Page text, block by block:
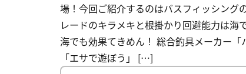
場！今回ご紹介するのはバスフィッシング
レードのキラメキと根掛かり回避能力は
海でも効果てきめん！ 総合釣具メーカー
「エサで遊ぼう」 […]